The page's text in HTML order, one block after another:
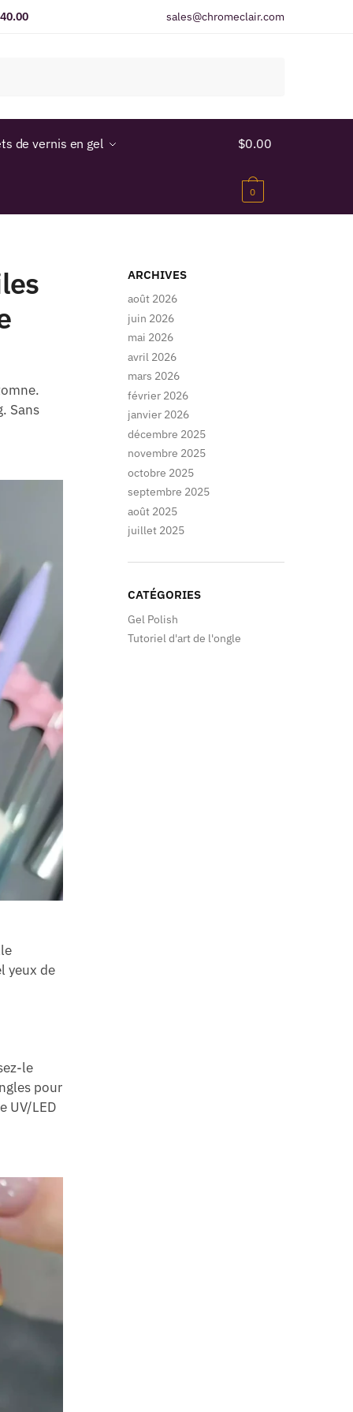
sales@chromeclair.com
de vernis en gel $0.00
0
Sans
yeux de
le
pour
UV/LED
ARCHIVES
août 2026
juin 2026
mai 2026
avril 2026
mars 2026
février 2026
janvier 2026
décembre 2025
novembre 2025
octobre 2025
septembre 2025
août 2025
juillet 2025
CATÉGORIES
Gel Polish
Tutoriel d'art de l'ongle